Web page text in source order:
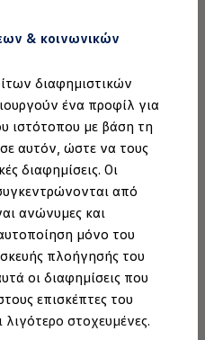
& κοινωνικών
διαφημιστικών
ένα προφίλ για
ιστότοπου με βάση τη
αυτόν, ώστε να τους
διαφημίσεις. Οι
από
ανώνυμες και
μόνο του
πλοήγησής του
οι διαφημίσεις που
επισκέπτες του
λιγότερο στοχευμένες.
σύνδεση και
τηλεφώνου και οχήματος
Φόρτισης
Επιστροφή
και Τεχνικά μέτρα
και ενδεικτικές λυχνίες
Ψηφιακό εγχειρίδιο
Click@Service
Plus
Volkswagen
Επαγγελματικών
Volkswagen